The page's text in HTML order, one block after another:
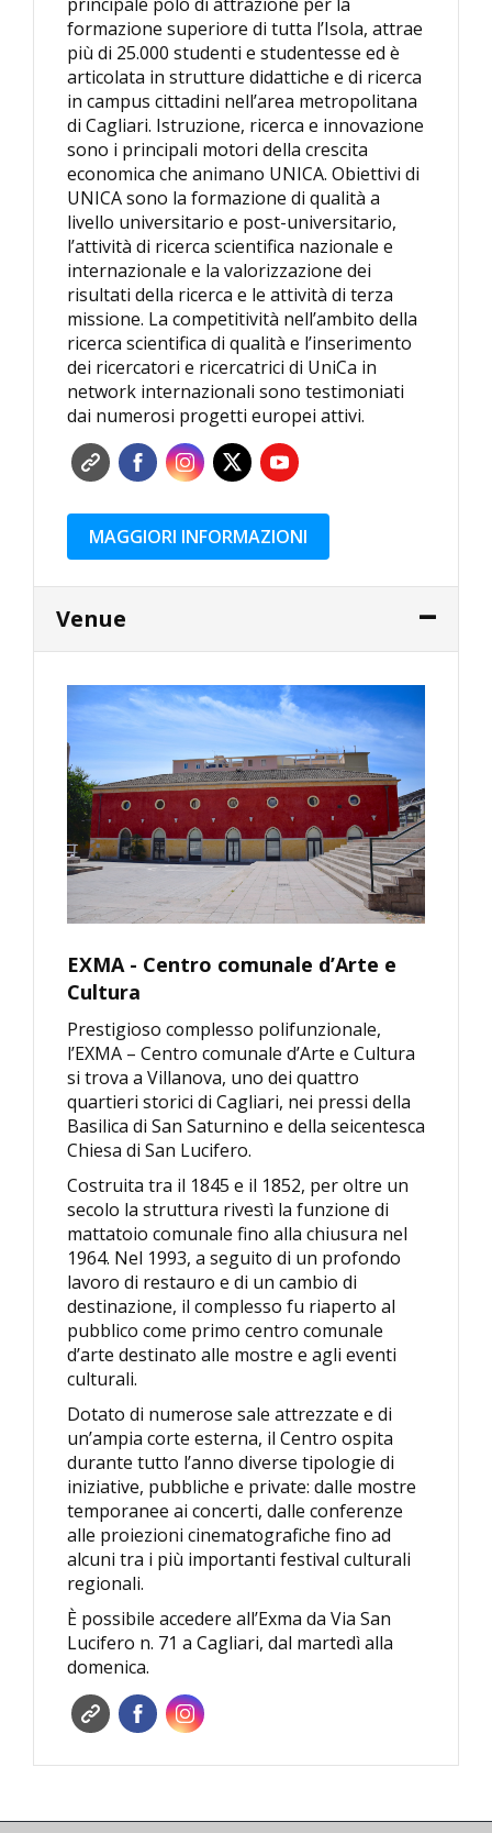
formazione superiore di tutta l’Isola, attrae
più di 25.000 studenti e studentesse ed è
articolata in strutture didattiche e di ricerca
in campus cittadini nell’area metropolitana
di Cagliari. Istruzione, ricerca e innovazione
sono i principali motori della crescita
economica che animano UNICA. Obiettivi di
UNICA sono la formazione di qualità a
livello universitario e post-universitario,
l’attività di ricerca scientifica nazionale e
internazionale e la valorizzazione dei
risultati della ricerca e le attività di terza
missione. La competitività nell’ambito della
ricerca scientifica di qualità e l’inserimento
dei ricercatori e ricercatrici di UniCa in
network internazionali sono testimoniati
dai numerosi progetti europei attivi.
MAGGIORI INFORMAZIONI
Venue
EXMA - Centro comunale d’Arte e
Cultura
Prestigioso complesso polifunzionale,
l’EXMA – Centro comunale d’Arte e Cultura
si trova a Villanova, uno dei quattro
quartieri storici di Cagliari, nei pressi della
Basilica di San Saturnino e della seicentesca
Chiesa di San Lucifero.
Costruita tra il 1845 e il 1852, per oltre un
secolo la struttura rivestì la funzione di
mattatoio comunale fino alla chiusura nel
1964. Nel 1993, a seguito di un profondo
lavoro di restauro e di un cambio di
destinazione, il complesso fu riaperto al
pubblico come primo centro comunale
d’arte destinato alle mostre e agli eventi
culturali.
Dotato di numerose sale attrezzate e di
un’ampia corte esterna, il Centro ospita
durante tutto l’anno diverse tipologie di
iniziative, pubbliche e private: dalle mostre
temporanee ai concerti, dalle conferenze
alle proiezioni cinematografiche fino ad
alcuni tra i più importanti festival culturali
regionali.
È possibile accedere all’Exma da Via San
Lucifero n. 71 a Cagliari, dal martedì alla
domenica.